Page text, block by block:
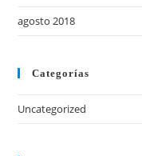
agosto 2018
Categorías
Uncategorized